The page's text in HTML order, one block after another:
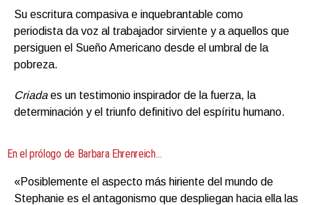
Su escritura compasiva e inquebrantable como
periodista da voz al trabajador sirviente y a aquellos que
persiguen el Sueño Americano desde el umbral de la
pobreza.
Criadaes un testimonio inspirador de la fuerza, la
determinación y el triunfo definitivo del espíritu humano.
En el prólogo de Barbara Ehrenreich…
«Posiblemente el aspecto más hiriente del mundo de
Stephanie es el antagonismo que despliegan hacia ella las